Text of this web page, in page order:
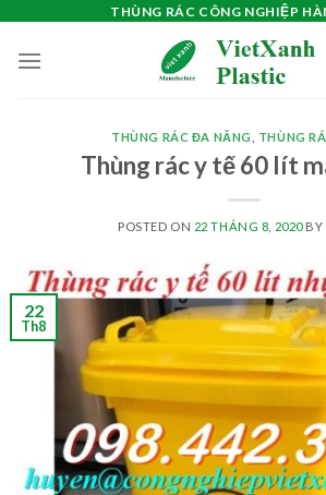
content
THÙNG RÁC CÔNG NGHIỆP
THÙNG RÁC ĐA NĂNG THÙNG
Thùng rác y tế 60 lít
POSTED ON 22 THÁNG 8, 2020BY
22
Th8